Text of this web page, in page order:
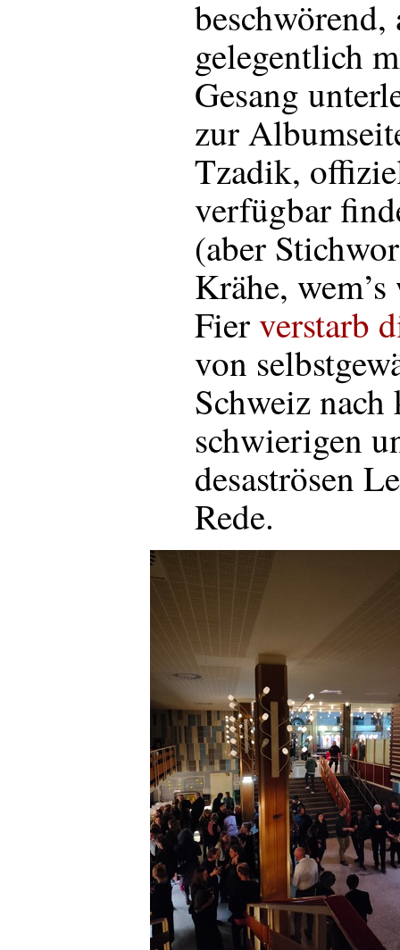
beschwörend,
gelegentlich
Gesang
zur
Tzadik,
verfügbar
(aber
Krähe,
Fierverstarb
von
Schweiz
schwierigen
desaströsen
Rede.